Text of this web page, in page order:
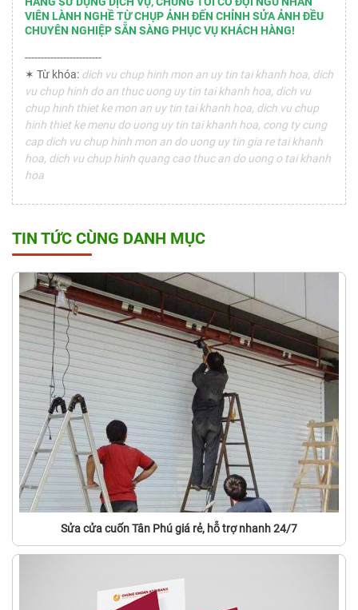
VIÊN LÀNH NGHỀ TỪ CHỤP ẢNH ĐẾN CHỈNH SỬA ẢNH ĐỀU
CHUYÊN NGHIỆP SẴN SÀNG PHỤC VỤ KHÁCH HÀNG!
------------------------
✶ Từ khóa: dich vu chup hinh mon an uy tin tai khanh hoa, dich
vu chup hinh do an thuc uong uy tin tai khanh hoa, dich vu
chup hinh thiet ke mon an uy tin tai khanh hoa, dich vu chup
hinh thiet ke menu do uong uy tin tai khanh hoa, cong ty cung
cap dich vu chup hinh mon an do uong uy tin gia re tai khanh
hoa, dich vu chup hinh quang cao thuc an do uong o tai khanh
hoa
TIN TỨC CÙNG DANH MỤC
Sửa cửa cuốn Tân Phú giá rẻ, hỗ trợ nhanh 24/7